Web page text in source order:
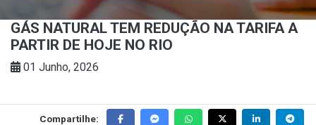
GÁS NATURAL TEM REDUÇÃO NA TARIFA A
PARTIR DE HOJE NO RIO
01 Junho, 2026
Compartilhe: